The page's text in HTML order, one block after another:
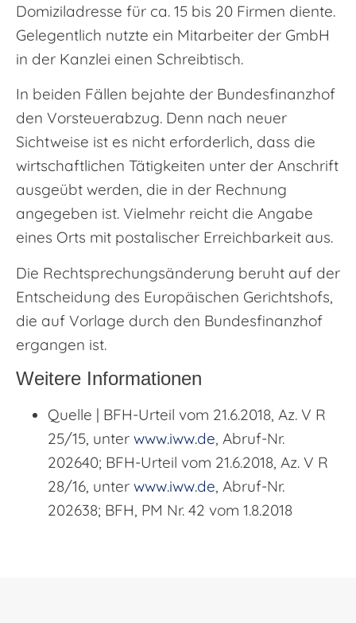
Domiziladresse für ca. 15 bis 20 Firmen diente.
Gelegentlich nutzte ein Mitarbeiter der GmbH
in der Kanzlei einen Schreibtisch.
In beiden Fällen bejahte der Bundesfinanzhof
den Vorsteuerabzug. Denn nach neuer
Sichtweise ist es nicht erforderlich, dass die
wirtschaftlichen Tätigkeiten unter der Anschrift
ausgeübt werden, die in der Rechnung
angegeben ist. Vielmehr reicht die Angabe
eines Orts mit postalischer Erreichbarkeit aus.
Die Rechtsprechungsänderung beruht auf der
Entscheidung des Europäischen Gerichtshofs,
die auf Vorlage durch den Bundesfinanzhof
ergangen ist.
Weitere Informationen
Quelle | BFH-Urteil vom 21.6.2018, Az. V R
25/15, unter www.iww.de, Abruf-Nr.
202640; BFH-Urteil vom 21.6.2018, Az. V R
28/16, unter www.iww.de, Abruf-Nr.
202638; BFH, PM Nr. 42 vom 1.8.2018